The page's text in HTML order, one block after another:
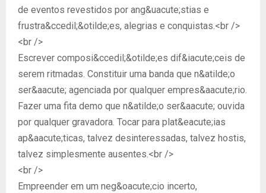
de eventos revestidos por ang&uacute;stias e
frustra&ccedil;&otilde;es, alegrias e conquistas.<br />
<br />
Escrever composi&ccedil;&otilde;es dif&iacute;ceis de
serem ritmadas. Constituir uma banda que n&atilde;o
ser&aacute; agenciada por qualquer empres&aacute;rio.
Fazer uma fita demo que n&atilde;o ser&aacute; ouvida
por qualquer gravadora. Tocar para plat&eacute;ias
ap&aacute;ticas, talvez desinteressadas, talvez hostis,
talvez simplesmente ausentes.<br />
<br />
Empreender em um neg&oacute;cio incerto,